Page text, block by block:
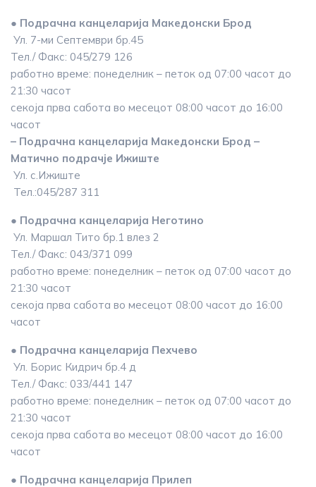
● Подрачна канцеларија Македонски Брод
Ул. 7-ми Септември бр.45
Тел./ Факс: 045/279 126
работно време: понеделник – петок од 07:00 часот до
21:30 часот
секоја прва сабота во месецот 08:00 часот до 16:00
часот
– Подрачна канцеларија Македонски Брод –
Матично подрачје Ижиште
Ул. с.Ижиште
Тел.:045/287 311
● Подрачна канцеларија Неготино
Ул. Маршал Тито бр.1 влез 2
Тел./ Факс: 043/371 099
работно време: понеделник – петок од 07:00 часот до
21:30 часот
секоја прва сабота во месецот 08:00 часот до 16:00
часот
● Подрачна канцеларија Пехчево
Ул. Борис Кидрич бр.4 д
Тел./ Факс: 033/441 147
работно време: понеделник – петок од 07:00 часот до
21:30 часот
секоја прва сабота во месецот 08:00 часот до 16:00
часот
● Подрачна канцеларија Прилеп